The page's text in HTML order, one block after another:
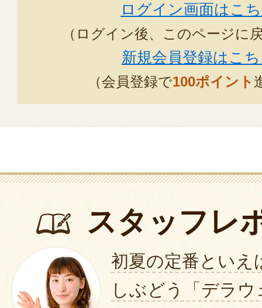
やったーと今から楽しみに待って
2023年06月
ログイン画面はこ
（ログイン後、このページに
新規会員登録はこ
（会員登録で100ポイント
スタッフレ
初夏の定番といえ
しぶどう「デラ